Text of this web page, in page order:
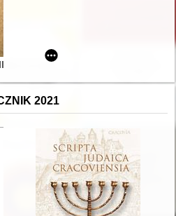
z ziemi ciechanowskiej w
2021